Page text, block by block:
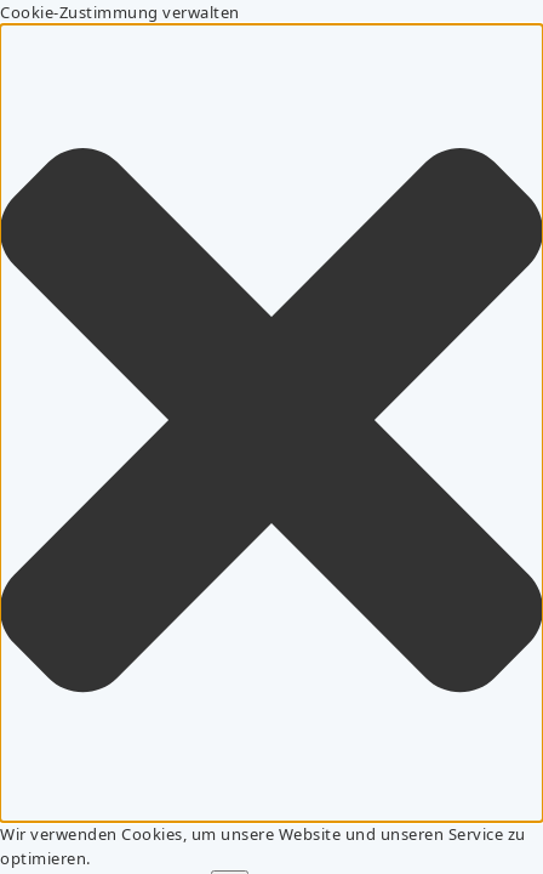
Cookie-Zustimmung verwalten
Wir verwenden Cookies, um unsere Website und unseren Service zu
optimieren.